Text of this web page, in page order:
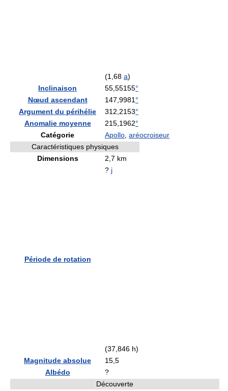
(1,68 a)
Inclinaison
55,55155°
Nœud ascendant
147,9981 °
Argument du périhélie
312,2153°
Anomalie moyenne
215,1962°
Catégorie
Apollo aréocroiseur
Caractéristiques physiques
Dimensions
2,7 km
Période de rotation
? j
(37,846 h)
Magnitude absolue
15,5
Albédo
?
Découverte